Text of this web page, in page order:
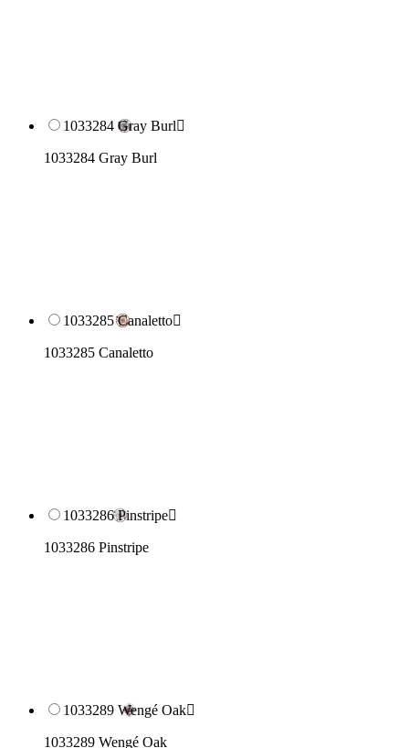
1033284 Gray Burl
1033284 Gray Burl
1033285 Canaletto
1033285 Canaletto
1033286 Pinstripe
1033286 Pinstripe
1033289 Wengé Oak
1033289 Wengé Oak